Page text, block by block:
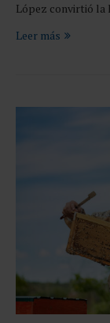
López convirtió la
Leer más